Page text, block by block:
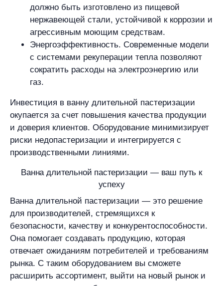
должно быть изготовлено из пищевой
нержавеющей стали, устойчивой к коррозии и
агрессивным моющим средствам.
Энергоэффективность. Современные модели
с системами рекуперации тепла позволяют
сократить расходы на электроэнергию или
газ.
Инвестиция в ванну длительной пастеризации
окупается за счет повышения качества продукции
и доверия клиентов. Оборудование минимизирует
риски недопастеризации и интегрируется с
производственными линиями.
Ванна длительной пастеризации — ваш путь к
успеху
Ванна длительной пастеризации — это решение
для производителей, стремящихся к
безопасности, качеству и конкурентоспособности.
Она помогает создавать продукцию, которая
отвечает ожиданиям потребителей и требованиям
рынка. С таким оборудованием вы сможете
расширить ассортимент, выйти на новый рынок и